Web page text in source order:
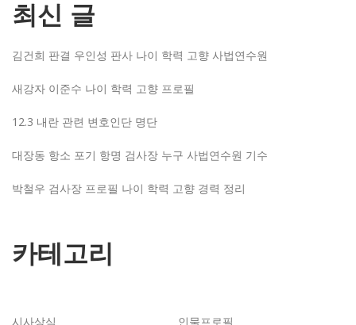
최신 글
김건희 판결 우인성 판사 나이 학력 고향 사법연수원
새강자 이준수 나이 학력 고향 프로필
12.3 내란 관련 변호인단 명단
대장동 항소 포기 항명 검사장 누구 사법연수원 기수
박철우 검사장 프로필 나이 학력 고향 경력 정리
카테고리
시사상식 인물프로필